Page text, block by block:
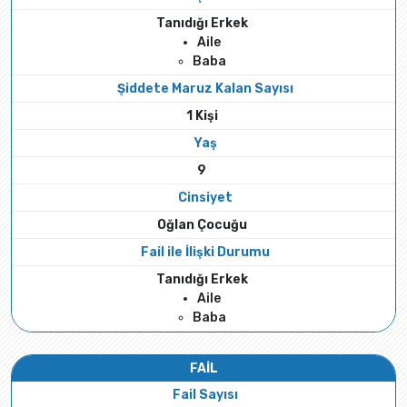
Tanıdığı Erkek
Aile
Baba
Şiddete Maruz Kalan Sayısı
1 Kişi
Yaş
9
Cinsiyet
Oğlan Çocuğu
Fail ile İlişki Durumu
Tanıdığı Erkek
Aile
Baba
FAİL
Fail Sayısı